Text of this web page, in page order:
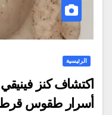
الرئيسية
اكتشاف كنز
أسرار طقوس